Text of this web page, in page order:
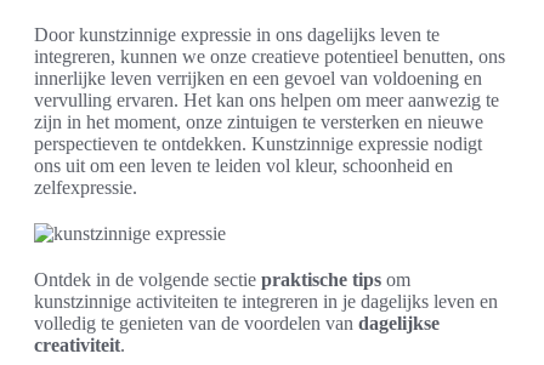
Door kunstzinnige expressie in ons dagelijks leven te
integreren, kunnen we onze creatieve potentieel benutten, ons
innerlijke leven verrijken en een gevoel van voldoening en
vervulling ervaren. Het kan ons helpen om meer aanwezig te
zijn in het moment, onze zintuigen te versterken en nieuwe
perspectieven te ontdekken. Kunstzinnige expressie nodigt
ons uit om een leven te leiden vol kleur, schoonheid en
zelfexpressie.
Ontdek in de volgende sectie praktische tips om
kunstzinnige activiteiten te integreren in je dagelijks leven en
volledig te genieten van de voordelen van dagelijkse
creativiteit.